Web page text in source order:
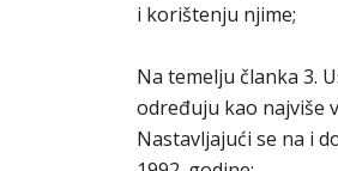
i korištenju njime;
Na temelju članka 3.
određuju kao najviše
Nastavljajući se na i